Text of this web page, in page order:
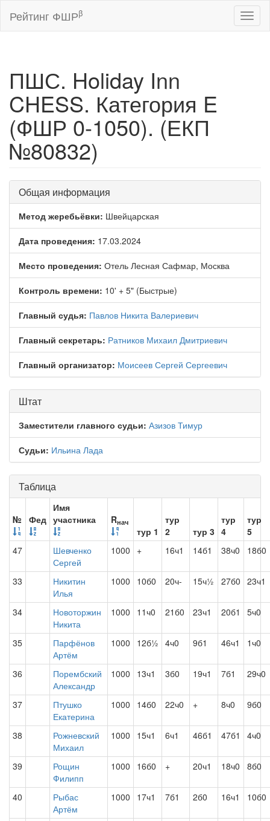
Рейтинг ФШРβ
ПШС. Holiday Inn
CHESS. Категория E
(ФШР 0-1050). (ЕКП
№80832)
Общая информация
Метод жеребьёвки: Швейцарская
Дата проведения: 17.03.2024
Место проведения: Отель Лесная Сафмар, Москва
Контроль времени: 10' + 5" (Быстрые)
Главный судья: Павлов Никита Валериевич
Главный секретарь: Ратников Михаил Дмитриевич
Главный организатор: Моисеев Сергей Сергеевич
Штат
Заместители главного судьи: Азизов Тимур
Судьи: Ильина Лада
Таблица
№ Фед
Имя
участника
Rнач
тур 1
тур
2
тур 3
тур
4
тур
5
47
Шевченко
Сергей
1000 + 16ч1 14б1 38ч0 18б0
33
Никитин
Илья
1000 10б0 20ч- 15ч½ 27б0 23ч1
34
Новоторжин
Никита
1000 11ч0 21б0 23ч1 20б1 5ч0
35
Парфёнов
Артём
1000 12б½ 4ч0 9б1 46ч1 1ч0
36
Порембский
Александр
1000 13ч1 3б0 19ч1 7б1 29ч0
37
Птушко
Екатерина
1000 14б0 22ч0 + 8ч0 9б0
38
Рожневский
Михаил
1000 15ч1 6ч1 46б1 47б1 4ч0
39
Рощин
Филипп
1000 16б0 + 20ч1 18ч0 8б0
40
Рыбас
Артём
1000 17ч1 7б1 2б0 16ч1 10б0